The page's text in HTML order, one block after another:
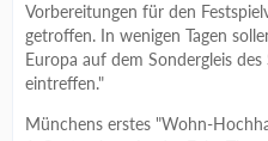
Vorbereitungen für den
getroffen. In wenigen Tagen
Europa auf dem Sondergleis
eintreffen."
Münchens erstes "Wohn-